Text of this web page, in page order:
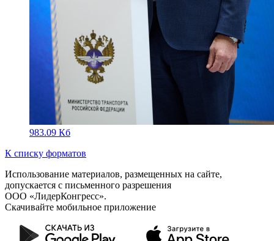
983.09 Кб
К списку форматов
Использование материалов, размещенных на сайте,
допускается с письменного разрешения
ООО «ЛидерКонгресс».
Скачивайте мобильное приложение